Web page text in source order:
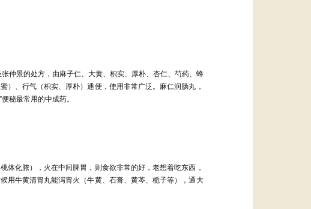
仲景的处方，由麻子仁、大黄、枳实、厚朴、杏仁、芍药、蜂
）、行气（枳实、厚朴）通便，使用非常广泛。麻仁润肠丸，
便秘最常用的中成药。
体化脓），火在中间脾胃，则食欲非常的好，老想着吃东西，
用牛黄清胃丸能泻胃火（牛黄、石膏、黄芩、栀子等），通大